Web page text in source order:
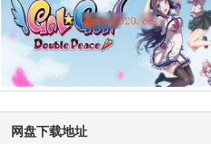
网盘下载地址